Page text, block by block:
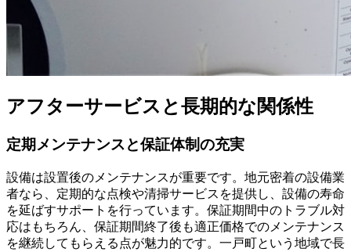
アフターサービスと長期的な関係性
定期メンテナンスと保証体制の充実
設備は設置後のメンテナンスが重要です。地元密着の設備業
者なら、定期的な点検や清掃サービスを提供し、設備の寿命
を延ばすサポートを行っています。保証期間中のトラブル対
応はもちろん、保証期間終了後も適正価格でのメンテナンス
を継続してもらえる点が魅力的です。一戸町という地域で長